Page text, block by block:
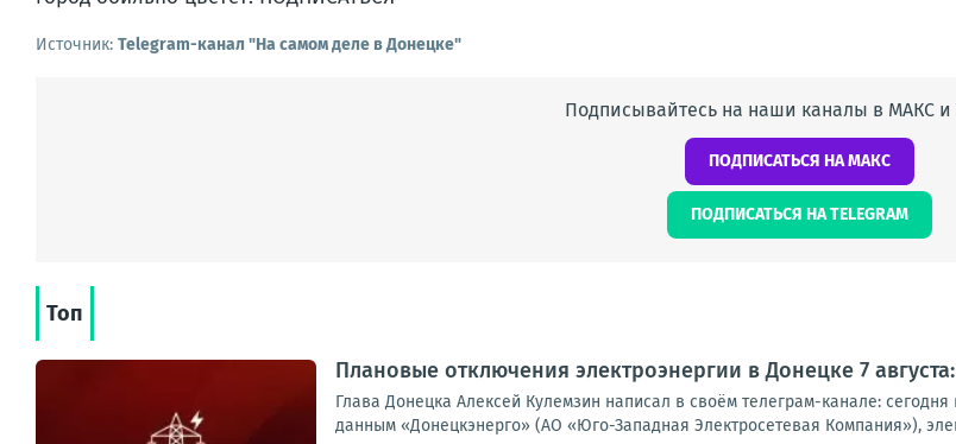
Источник: Telegram-канал "На самом деле в Донецке"
Подписывайтесь на наши каналы в МАКС и
ПОДПИСАТЬСЯ НА МАКС
ПОДПИСАТЬСЯ НА TELEGRAM
Топ
Плановые отключения электроэнергии в Донецке 7
Глава Донецка Алексей Кулемзин написал в своём телеграм-канале:
данным «Донецкэнерго» (АО «Юго-Западная Электросетевая Компания»),